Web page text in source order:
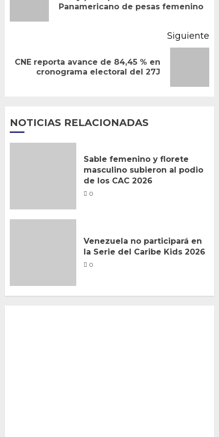
entradasPanamericano de pesas femenino
Siguiente
Siguiente
entrada:
CNE reporta avance de 84,45 % en
cronograma electoral del 27J
NOTICIAS RELACIONADAS
Sable femenino y florete
masculino subieron al podio
de los CAC 2026
0
Venezuela no participará en
la Serie del Caribe Kids 2026
0